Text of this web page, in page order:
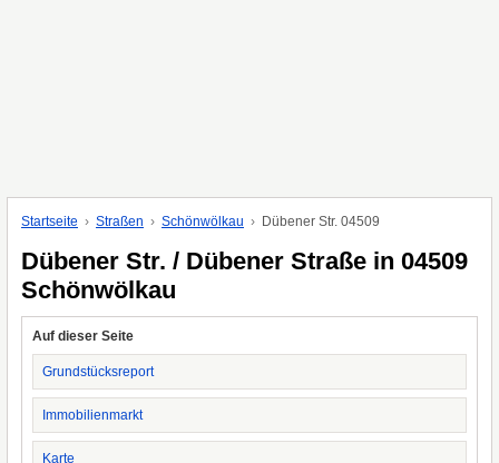
Startseite Straßen Schönwölkau Dübener Str. 04509
Dübener Str. / Dübener Straße in 04509
Schönwölkau
Auf dieser Seite
Grundstücksreport
Immobilienmarkt
Karte